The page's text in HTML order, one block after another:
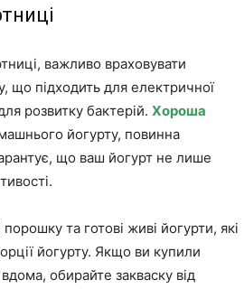
важливо враховувати
що підходить для електричної
розвитку бактерій. Хороша
йогурту, повинна
що ваш йогурт не лише
та готові живі йогурти, які
йогурту. Якщо ви купили
обирайте закваску від